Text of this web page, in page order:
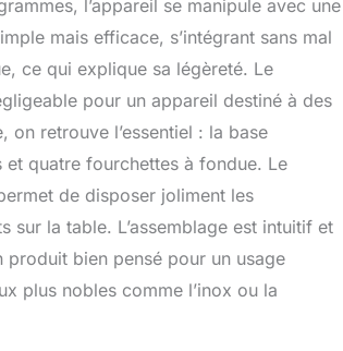
l’appareil se manipule avec une
mais efficace, s’intégrant sans mal
ce qui explique sa légèreté. Le
pour un appareil destiné à des
retrouve l’essentiel : la base
quatre fourchettes à fondue. Le
de disposer joliment les
la table. L’assemblage est intuitif et
produit bien pensé pour un usage
plus nobles comme l’inox ou la